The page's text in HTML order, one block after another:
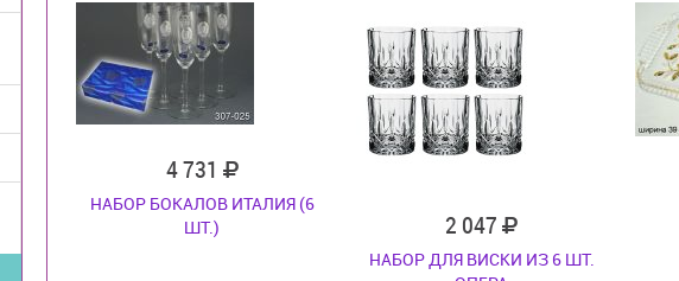
4 731
НАБОР БОКАЛОВ ИТАЛИЯ (6
ШТ.)
2 047
НАБОР ДЛЯ ВИСКИ ИЗ 6 ШТ.